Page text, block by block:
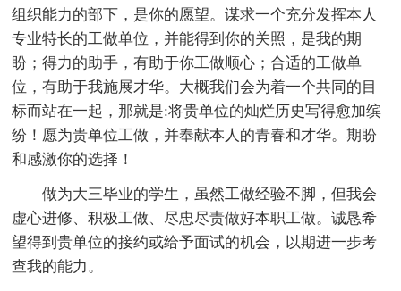
组织能力的部下，是你的愿望。谋求一个充分发挥本人
专业特长的工做单位，并能得到你的关照，是我的期
盼；得力的助手，有助于你工做顺心；合适的工做单
位，有助于我施展才华。大概我们会为着一个共同的目
标而站在一起，那就是:将贵单位的灿烂历史写得愈加缤
纷！愿为贵单位工做，并奉献本人的青春和才华。期盼
和感激你的选择！
做为大三毕业的学生，虽然工做经验不脚，但我会
虚心进修、积极工做、尽忠尽责做好本职工做。诚恳希
望得到贵单位的接约或给予面试的机会，以期进一步考
查我的能力。